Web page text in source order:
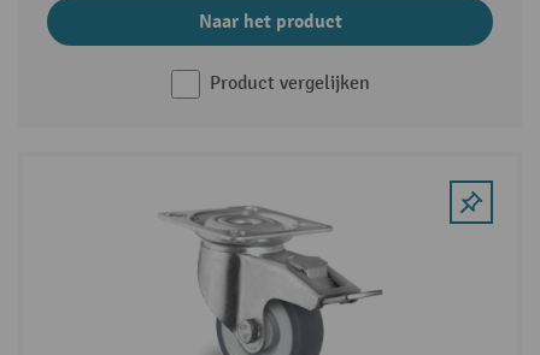
Naar het product
Product vergelijken